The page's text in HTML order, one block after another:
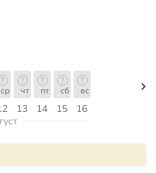
ср
13
чт
14
пт
15
сб
16
вс